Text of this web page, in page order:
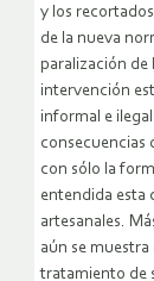
y los
de la nueva
paralización de
intervención
informal e ilegal
consecuencias
con sólo la
entendida esta
artesanales.
aún se
tratamiento de